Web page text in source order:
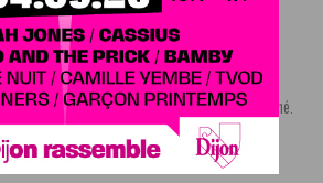
INFOS,SPORT
Nouvelle arrivée à la JDA Basket,
Shevon Thompson est dijonnais
7 AOÛT, 2026
Le mercato estival de la JDA n’est pas encore terminé.
Une nouvelle recrue vient...